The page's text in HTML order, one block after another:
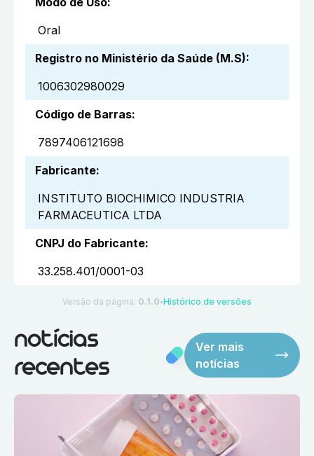
Oral
Registro no Ministério da Saúde (M.S):
1006302980029
Código de Barras:
7897406121698
Fabricante:
INSTITUTO BIOCHIMICO INDUSTRIA
FARMACEUTICA LTDA
CNPJ do Fabricante:
33.258.401/0001-03
Versão da página: 0.1.0 ●Histórico de versões
notícias
recentes
Ver mais
notícias